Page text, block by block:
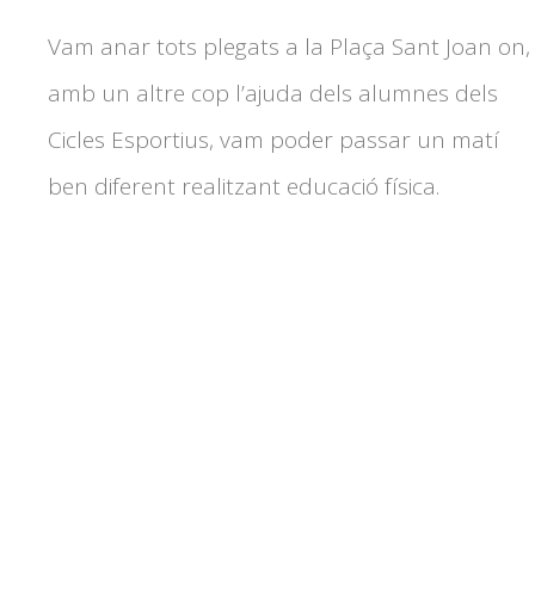
Vam anar tots plegats a la Plaça Sant Joan on,
amb un altre cop l’ajuda dels alumnes dels
Cicles Esportius, vam poder passar un matí
ben diferent realitzant educació física.